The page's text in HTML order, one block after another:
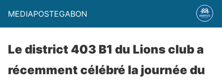
MEDIAPOSTEGABON
Le district 403 B1 du Lions club a
récemment célébré la journée du